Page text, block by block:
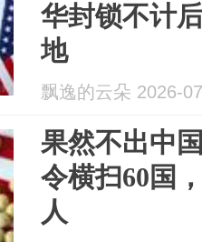
华封锁不计
地
飘逸的云朵 2026-
果然不出中
令横扫60国
人